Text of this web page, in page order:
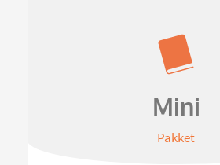
Mini
Pakket